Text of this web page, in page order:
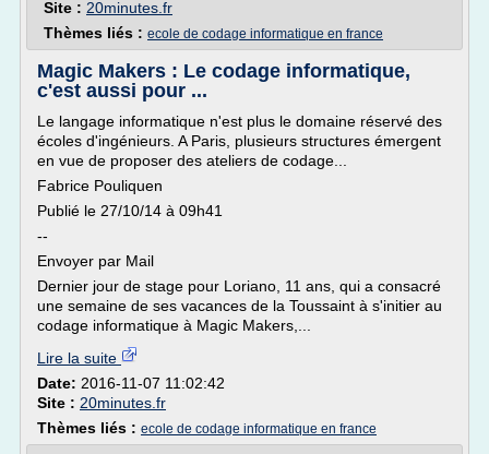
Site : 20minutes.fr
Thèmes liés : ecole de codage informatique en france
Magic Makers : Le codage informatique,
c'est aussi pour ...
Le langage informatique n'est plus le domaine réservé des
écoles d'ingénieurs. A Paris, plusieurs structures émergent
en vue de proposer des ateliers de codage...
Fabrice Pouliquen
Publié le 27/10/14 à 09h41
--
Envoyer par Mail
Dernier jour de stage pour Loriano, 11 ans, qui a consacré
une semaine de ses vacances de la Toussaint à s'initier au
codage informatique à Magic Makers,...
Lire la suite
Date: 2016-11-07 11:02:42
Site : 20minutes.fr
Thèmes liés : ecole de codage informatique en france